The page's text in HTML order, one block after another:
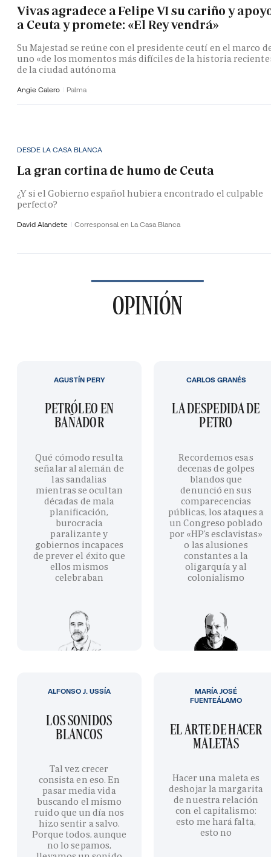
Vivas agradece a Felipe VI su cariño y
a Ceuta y promete: «El Rey vendrá»
Su Majestad se reúne con el presidente ceutí en el marco
uno «de los momentos más difíciles de la historia
de la ciudad autónoma
Angie Calero Palma
DESDE LA CASA BLANCA
La gran cortina de humo de Ceuta
¿Y si el Gobierno español hubiera encontrado el culpable
perfecto?
David Alandete Corresponsal en La Casa Blanca
OPINIÓN
PETRÓLEO EN
BAÑADOR
Qué cómodo resulta
señalar al alemán de
las sandalias
mientras se ocultan
décadas de mala
planificación,
burocracia
paralizante y
gobiernos incapaces
de prever el éxito que
ellos mismos
celebraban
AGUSTÍN PERY
LA DESPEDIDA DE
PETRO
Recordemos esas
decenas de golpes
blandos que
denunció en sus
comparecencias
públicas, los ataques a
un Congreso poblado
por «HP’s esclavistas»
o las alusiones
constantes a la
oligarquía y al
colonialismo
CARLOS GRANÉS
LOS SONIDOS
BLANCOS
Tal vez crecer
consista en eso. En
pasar media vida
buscando el mismo
ruido que un día nos
hizo sentir a salvo.
Porque todos, aunque
no lo sepamos,
ALFONSO J. USSÍA
EL ARTE DE HACER
MALETAS
Hacer una maleta es
deshojar la margarita
de nuestra relación
con el capitalismo:
esto me hará falta,
esto no
MARÍA JOSÉ
FUENTEÁLAMO